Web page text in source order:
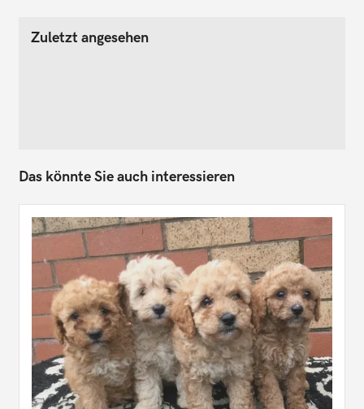
Zuletzt angesehen
Das könnte Sie auch interessieren